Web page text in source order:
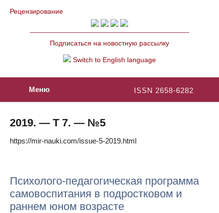
Рецензирование
Подписаться на новостную рассылку
Switch to English language
ISSN 2658-6282
Меню
2019. — Т 7. — №5
https://mir-nauki.com/issue-5-2019.html
Психолого-педагогическая программа
самовоспитания в подростковом и
раннем юном возрасте